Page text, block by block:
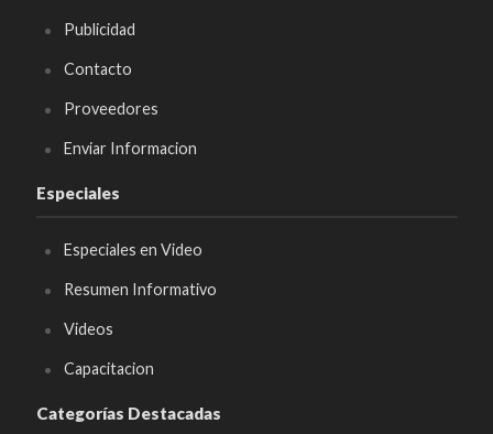
Publicidad
Contacto
Proveedores
Enviar Informacion
Especiales
Especiales en Video
Resumen Informativo
Videos
Capacitacion
Categorías Destacadas